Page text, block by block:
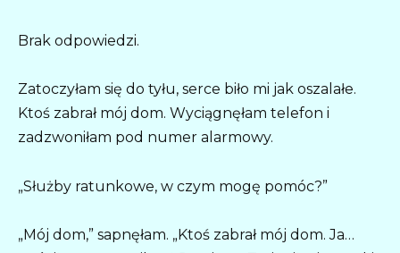
Brak odpowiedzi.
Zatoczyłam się do tyłu, serce biło mi jak oszalałe.
Ktoś zabrał mój dom. Wyciągnęłam telefon i
zadzwoniłam pod numer alarmowy.
„Służby ratunkowe, w czym mogę pomóc?”
„Mój dom,” sapnęłam. „Ktoś zabrał mój dom. Ja…